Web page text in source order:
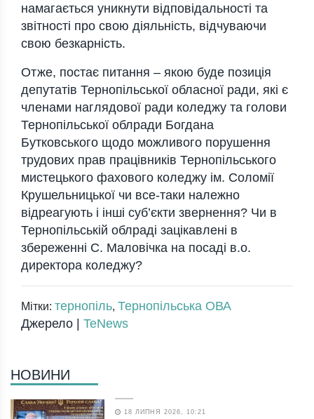
намагається уникнути відповідальності та
звітності про свою діяльність, відчуваючи
свою безкарність.
Отже, постає питання – якою буде позиція
депутатів Тернопільської обласної ради, які є
членами наглядової ради коледжу та голови
Тернопільської облради Богдана
Бутковського щодо можливого порушення
трудових прав працівників Тернопільського
мистецького фахового коледжу ім. Соломії
Крушельницької чи все-таки належно
відреагують і інші суб’єкти звернення? Чи в
Тернопільській облраді зацікавлені в
збереженні С. Маловічка на посаді в.о.
директора коледжу?
Мітки: тернопіль, Тернопільська ОВА
Джерело | TeNews
НОВИНИ
18 ЛИПНЯ 2026, 10:21